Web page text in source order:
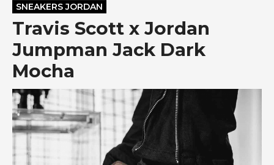
SNEAKERS JORDAN
Travis Scott x Jordan
Jumpman Jack Dark
Mocha